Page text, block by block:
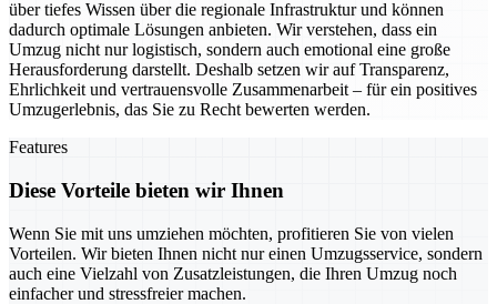
über tiefes Wissen über die regionale Infrastruktur und können
dadurch optimale Lösungen anbieten. Wir verstehen, dass ein
Umzug nicht nur logistisch, sondern auch emotional eine große
Herausforderung darstellt. Deshalb setzen wir auf Transparenz,
Ehrlichkeit und vertrauensvolle Zusammenarbeit – für ein positives
Umzugerlebnis, das Sie zu Recht bewerten werden.
Features
Diese Vorteile bieten wir Ihnen
Wenn Sie mit uns umziehen möchten, profitieren Sie von vielen
Vorteilen. Wir bieten Ihnen nicht nur einen Umzugsservice, sondern
auch eine Vielzahl von Zusatzleistungen, die Ihren Umzug noch
einfacher und stressfreier machen.